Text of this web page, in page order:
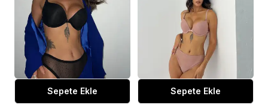
Sepete Ekle Sepete Ekle